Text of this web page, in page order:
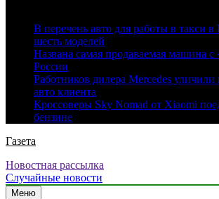
В перечень авто для работы в такси
шесть моделей
Названа самая продаваемая машина с
России
Работников дилера Mercedes уличили
авто клиента
Кроссоверы Sky Nomad от Xiaomi
бензине
Газета
Новостная рассылка
Случайные новости
Меню